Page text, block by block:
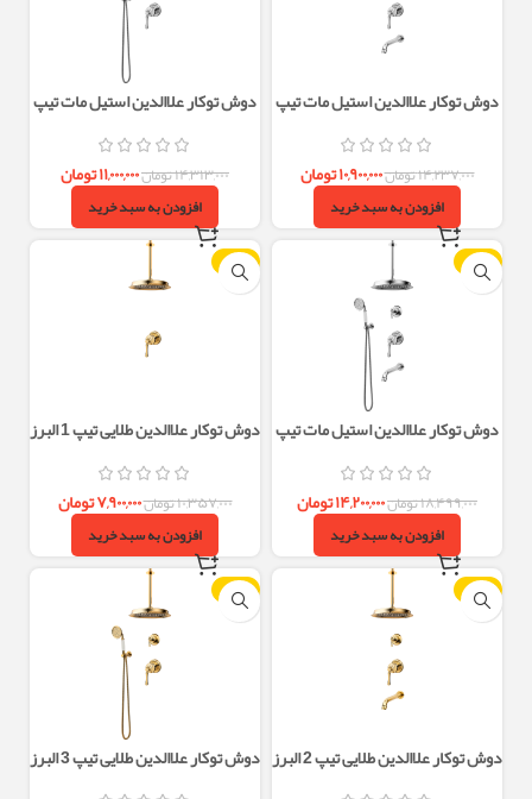
دوش توکار علاالدین استیل مات تیپ
۱۴,۲۳۷,۰۰۰تومان۱۰,۹۰۰,۰۰۰تومان
افزودن به سبد خرید
دوش توکار علاالدین استیل مات تیپ
۱۴,۳۱۳,۰۰۰تومان۱۱,۰۰۰,۰۰۰تومان
افزودن به سبد خرید
-23%
دوش توکار علاالدین استیل مات تیپ
۱۸,۴۹۹,۰۰۰تومان۱۴,۲۰۰,۰۰۰تومان
افزودن به سبد خرید
-24%
دوش توکار علاالدین طلایی تیپ 1 البرز
روز
۱۰,۳۵۷,۰۰۰تومان۷,۹۰۰,۰۰۰تومان
افزودن به سبد خرید
-23%
دوش توکار علاالدین طلایی تیپ 2 البرز
روز
-23%
دوش توکار علاالدین طلایی تیپ 3 البرز
روز